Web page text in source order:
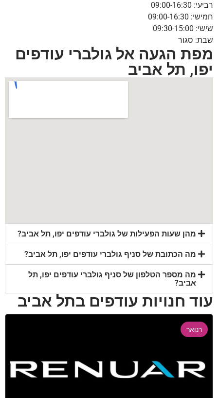
רביעי: 09:00-16:30
חמישי: 09:00-16:30
שישי: 09:30-15:00
שבת: סגור
מפת הגעה אל גולברי עודפים
יפו, תל אביב
מהן שעות הפעילות של גולברי עודפים יפו, תל אביב?
מה הכתובת של סניף גולברי עודפים יפו, תל אביב?
מה מספר הטלפון של סניף גולברי עודפים יפו, תל
אביב?
עוד חנויות עודפים בתל אביב
רנואר